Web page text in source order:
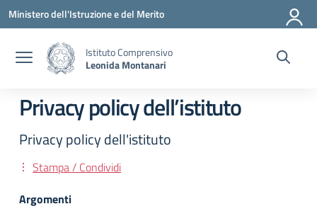
Vai ai contenuti
Vai al menu di navigazione
Vai al footer
Ministero dell'Istruzione e del Merito
Istituto Comprensivo
Leonida Montanari
Privacy policy dell’istituto
Privacy policy dell'istituto
Stampa / Condividi
Argomenti